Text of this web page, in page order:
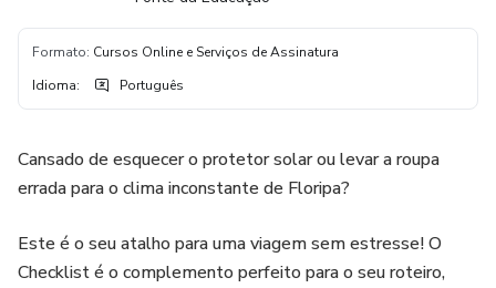
Formato: Cursos Online e Serviços de Assinatura
Idioma: Português
Cansado de esquecer o protetor solar ou levar a roupa
errada para o clima inconstante de Floripa?
Este é o seu atalho para uma viagem sem estresse! O
Checklist é o complemento perfeito para o seu roteiro,